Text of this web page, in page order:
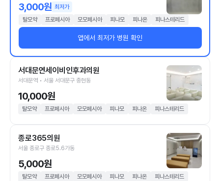
3,000원 최저가
탈모약
프로페시아 모모페시아 피나모 피나온 피나스테리드
앱에서 최저가 병원 확인
서대문연세이비인후과의원
서대문역 • 서울 서대문구 충현동
10,000원
탈모약 프로페시아 모모페시아 피나모 피나온 피나스테리드
종로365의원
서울 종로구 종로5.6가동
5,000원
탈모약 프로페시아 모모페시아 피나모 피나온 피나스테리드